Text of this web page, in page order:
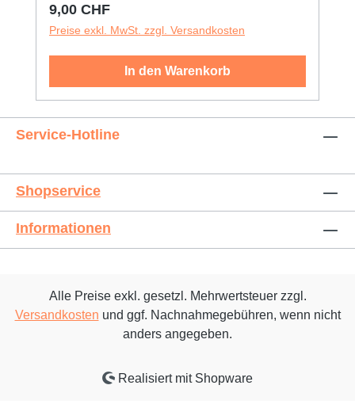
Regulärer Preis:
9,00 CHF
Preise exkl. MwSt. zzgl. Versandkosten
In den Warenkorb
Service-Hotline
Shopservice
Informationen
Alle Preise exkl. gesetzl. Mehrwertsteuer zzgl.
Versandkosten und ggf. Nachnahmegebühren, wenn nicht
anders angegeben.
Realisiert mit Shopware